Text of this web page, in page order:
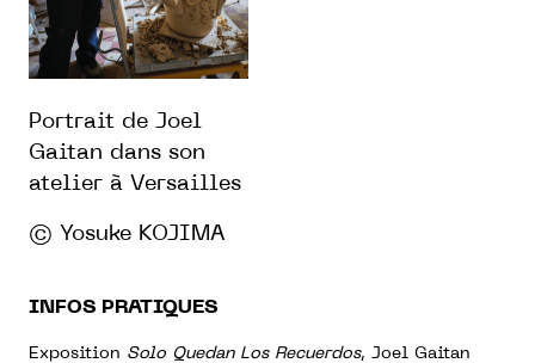
Portrait de Joel
Gaitan dans son
atelier à Versailles
© Yosuke KOJIMA
INFOS PRATIQUES
Exposition Solo Quedan Los Recuerdos, Joel Gaitan